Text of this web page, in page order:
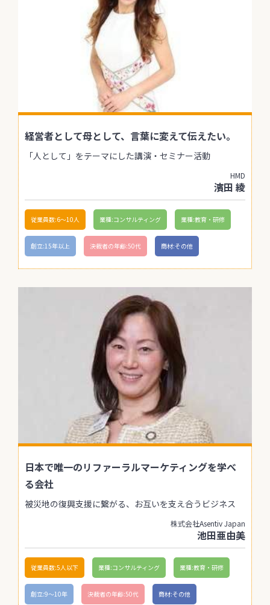
経営者として母として、言葉に変えて伝えたい。
「人として」をテーマにした講演・セミナー活動
HMD
濱田 綾
従業員数:6～10人 業種:コンサルティング 業種:教育・研修
創立:15年以上 決裁者の年齢:50代 商材:その他
日本で唯一のリファーラルマーケティングを学べ
る会社
被災地の復興支援に繋がる、お互いを支え合うビジネス
株式会社Asentiv Japan
池田亜由美
従業員数:5人以下 業種:コンサルティング 業種:教育・研修
創立:9〜10年 決裁者の年齢:50代 商材:その他